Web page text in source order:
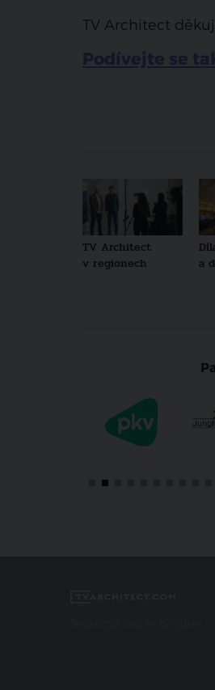
TV Architect
TV Architect
v regionech
a